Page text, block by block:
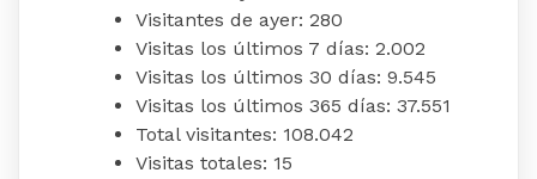
Visitantes de ayer: 280
Visitas los últimos 7 días: 2.002
Visitas los últimos 30 días: 9.545
Visitas los últimos 365 días: 37.551
Total visitantes: 108.042
Visitas totales: 15